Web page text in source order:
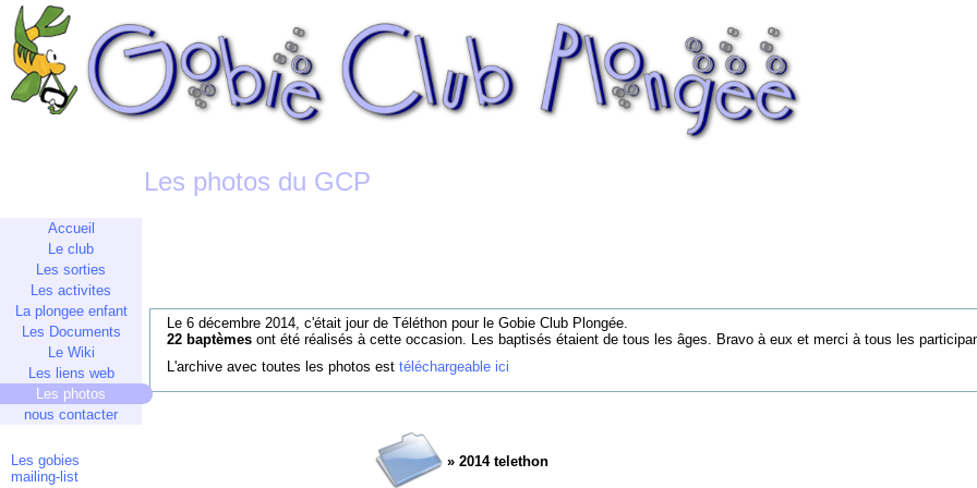
Les photos du GCP
Accueil
Le club
Les sorties
Les activites
La plongee enfant
Les Documents
Le Wiki
Les liens web
Les photos
nous contacter
Les gobies
mailing-list
Le 6 décembre 2014, c'était jour de Téléthon pour le Gobie Club Plongée.
22 baptèmes ont été réalisés à cette occasion. Les baptisés étaient de tous les âges. Bravo à eux et merci à tous les
L'archive avec toutes les photos est téléchargeable ici
» 2014 telethon